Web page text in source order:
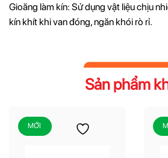
Gioăng làm kín: Sử dụng vật liệu chịu
kín khít khi van đóng, ngăn khói rò rỉ.
Sản phẩm
MỚI